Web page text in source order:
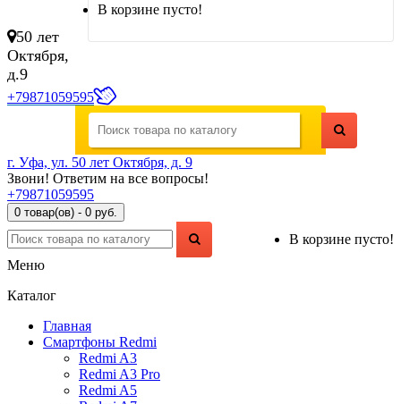
В корзине пусто!
50 лет
Октября,
д.9
+79871059595
г. Уфа, ул. 50 лет Октября, д. 9
Звони! Ответим на все вопросы!
+79871059595
0 товар(ов) - 0 руб.
В корзине пусто!
Меню
Каталог
Главная
Смартфоны Redmi
Redmi A3
Redmi A3 Pro
Redmi A5